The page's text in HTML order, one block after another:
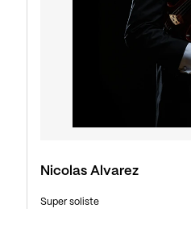
Nicolas Alvarez
Super soliste